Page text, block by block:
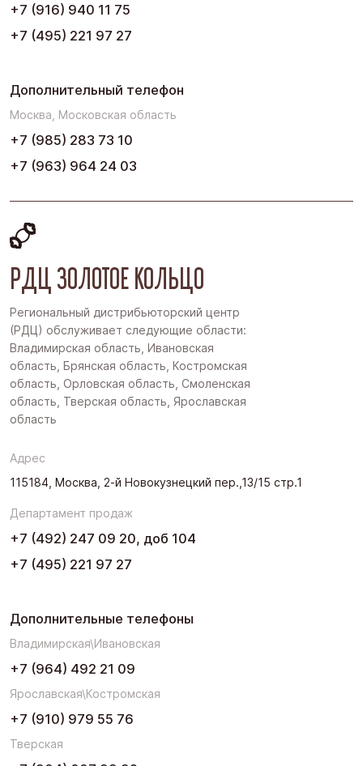
+7 (916) 940 11 75
+7 (495) 221 97 27
Дополнительный телефон
Москва, Московская область
+7 (985) 283 73 10
+7 (963) 964 24 03
РДЦ ЗОЛОТОЕ КОЛЬЦО
Региональный дистрибьюторский центр
(РДЦ) обслуживает следующие области:
Владимирская область, Ивановская
область, Брянская область, Костромская
область, Орловская область, Смоленская
область, Тверская область, Ярославская
область
Адрес
115184, Москва, 2-й Новокузнецкий пер.,13/15 стр.1
Департамент продаж
+7 (492) 247 09 20, доб 104
+7 (495) 221 97 27
Дополнительные телефоны
Владимирская\Ивановская
+7 (964) 492 21 09
Ярославская\Костромская
+7 (910) 979 55 76
Тверская